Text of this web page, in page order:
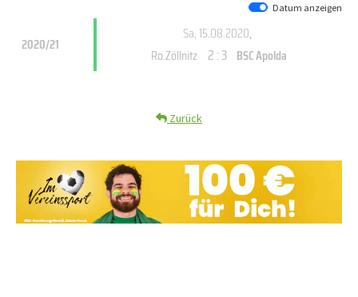
Datum anzeigen
2020/21
Sa, 15.08.2020,
Ro.Zöllnitz 2 : 3 BSC Apolda
Zurück